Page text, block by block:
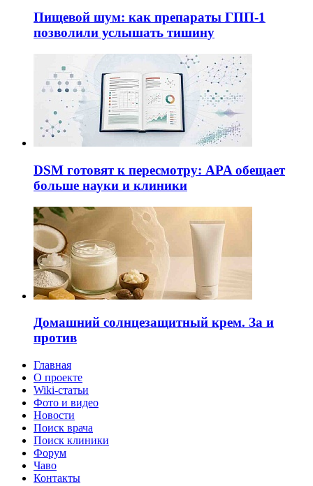
Пищевой шум: как препараты ГПП-1
позволили услышать тишину
DSM готовят к пересмотру: APA обещает
больше науки и клиники
Домашний солнцезащитный крем. За и
против
Главная
О проекте
Wiki-статьи
Фото и видео
Новости
Поиск врача
Поиск клиники
Форум
Чаво
Контакты